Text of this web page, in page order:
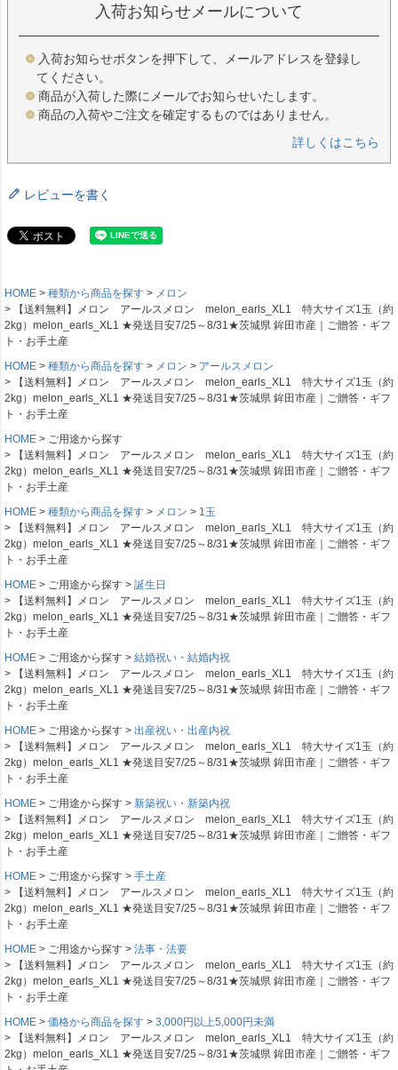
入荷お知らせメールについて
入荷お知らせボタンを押下して、メールアドレスを登録し
てください。
商品が入荷した際にメールでお知らせいたします。
商品の入荷やご注文を確定するものではありません。
詳しくはこちら
レビューを書く
HOME 種類から商品を探す
メロン
【送料無料】メロン アールスメロン melon_earls_XL1 特大サイズ1玉（約
2kg）melon_earls_XL1 ★発送目安7/25～8/31★茨城県 鉾田市産｜ご贈答・ギフ
ト・お手土産
HOME
種類から商品を探す メロン
アールスメロン
【送料無料】メロン アールスメロン melon_earls_XL1 特大サイズ1玉（約
2kg）melon_earls_XL1 ★発送目安7/25～8/31★茨城県 鉾田市産｜ご贈答・ギフ
ト・お手土産
HOME
ご用途から探す
【送料無料】メロン アールスメロン melon_earls_XL1 特大サイズ1玉（約
2kg）melon_earls_XL1 ★発送目安7/25～8/31★茨城県 鉾田市産｜ご贈答・ギフ
ト・お手土産
HOME
種類から商品を探す メロン
1玉
【送料無料】メロン アールスメロン melon_earls_XL1 特大サイズ1玉（約
2kg）melon_earls_XL1 ★発送目安7/25～8/31★茨城県 鉾田市産｜ご贈答・ギフ
ト・お手土産
HOME
ご用途から探す
誕生日
【送料無料】メロン アールスメロン melon_earls_XL1 特大サイズ1玉（約
2kg）melon_earls_XL1 ★発送目安7/25～8/31★茨城県 鉾田市産｜ご贈答・ギフ
ト・お手土産
HOME
ご用途から探す
結婚祝い・結婚内祝
【送料無料】メロン アールスメロン melon_earls_XL1 特大サイズ1玉（約
2kg）melon_earls_XL1 ★発送目安7/25～8/31★茨城県 鉾田市産｜ご贈答・ギフ
ト・お手土産
HOME
ご用途から探す
出産祝い・出産内祝
【送料無料】メロン アールスメロン melon_earls_XL1 特大サイズ1玉（約
2kg）melon_earls_XL1 ★発送目安7/25～8/31★茨城県 鉾田市産｜ご贈答・ギフ
ト・お手土産
HOME
ご用途から探す
新築祝い・新築内祝
【送料無料】メロン アールスメロン melon_earls_XL1 特大サイズ1玉（約
2kg）melon_earls_XL1 ★発送目安7/25～8/31★茨城県 鉾田市産｜ご贈答・ギフ
ト・お手土産
HOME
ご用途から探す
手土産
【送料無料】メロン アールスメロン melon_earls_XL1 特大サイズ1玉（約
2kg）melon_earls_XL1 ★発送目安7/25～8/31★茨城県 鉾田市産｜ご贈答・ギフ
ト・お手土産
HOME
ご用途から探す
法事・法要
【送料無料】メロン アールスメロン melon_earls_XL1 特大サイズ1玉（約
2kg）melon_earls_XL1 ★発送目安7/25～8/31★茨城県 鉾田市産｜ご贈答・ギフ
ト・お手土産
HOME
価格から商品を探す
3,000円以上5,000円未満
【送料無料】メロン アールスメロン melon_earls_XL1 特大サイズ1玉（約
2kg）melon_earls_XL1 ★発送目安7/25～8/31★茨城県 鉾田市産｜ご贈答・ギフ